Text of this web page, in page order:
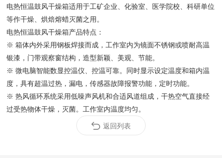
电热恒温鼓风干燥箱适用于工矿企业、化验室、医学院校、科研单位
等作干燥、烘焙熔蜡灭菌之用。
电热恒温鼓风干燥箱产品特点：
※ 箱体内外采用钢板焊接而成，工作室内为镜面不锈钢或喷耐高温
银漆，门带观察窗结构，造型新颖、美观、节能。
※ 微电脑智能数显控温仪、控温可靠。同时显示设定温度和箱内温
度，具有超温过热，漏电，传感器故障报警功能，定时功能。
※ 热风循环系统采用低噪声风机和合适风道组成，干热空气直接经
过受热物体干燥，灭菌。工作室内温度均匀。
返回列表